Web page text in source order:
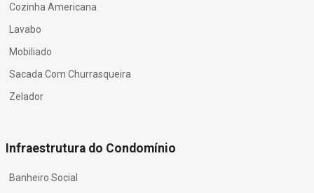
Cozinha Americana
Lavabo
Mobiliado
Sacada Com Churrasqueira
Zelador
Infraestrutura do Condomínio
Banheiro Social